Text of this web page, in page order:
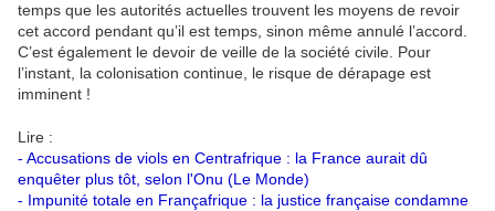
temps que les autorités actuelles trouvent les moyens de revoir
cet accord pendant qu’il est temps, sinon même annulé l’accord.
C’est également le devoir de veille de la société civile. Pour
l’instant, la colonisation continue, le risque de dérapage est
imminent !
Lire :
- Accusations de viols en Centrafrique : la France aurait dû
enquêter plus tôt, selon l'Onu (Le Monde)
- Impunité totale en Françafrique : la justice française condamne